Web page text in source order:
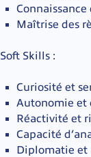
Maîtrise des
Soft Skills :
Curiosité et
Autonomie et
Réactivité et
Capacité
Diplomatie et